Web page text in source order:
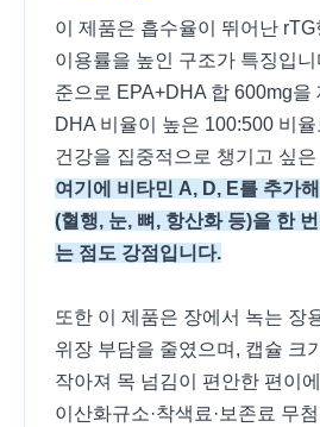
이 제품은 흡수율이 뛰어난
이용률을 높인 구조가 특징입니
준으로 EPA+DHA 합 600mg을
DHA 비율이 높은 100:500 비
건강을 집중적으로 챙기고 싶
여기에 비타민 A, D, E를 추가
(혈행, 눈, 뼈, 항산화 등)을 한
는 점도 강점입니다.
또한 이 제품은 장에서 녹는 장
위장 부담을 줄였으며, 캡슐 크
작아져 목 넘김이 편안한 편이
이산화규소·착색료·보존료 무